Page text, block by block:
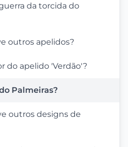
da torcida do
outros apelidos?
do apelido 'Verdão'?
Palmeiras?
outros designs de